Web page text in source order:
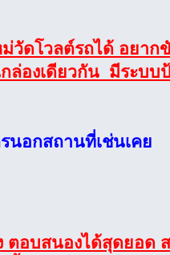
ม่วัดโวลต์รถได้ อยาก
องเดียวกัน มีระบบป้
นอกสถานที่เช่นเคย
ตอบสนองได้สุดยอด